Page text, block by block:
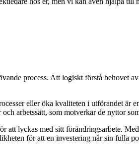
process. Att logiskt förstå
eller öka kvaliteten i utförandet är
arbetssätt, som motverkar de nyttor
att lyckas med sitt förändringsarbete.
för att en investering når sin fulla